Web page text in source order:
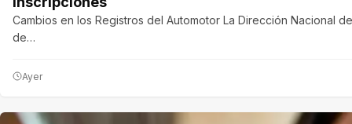
Cambios en los Registros del Automotor La Dirección Nacional
de…
Ayer